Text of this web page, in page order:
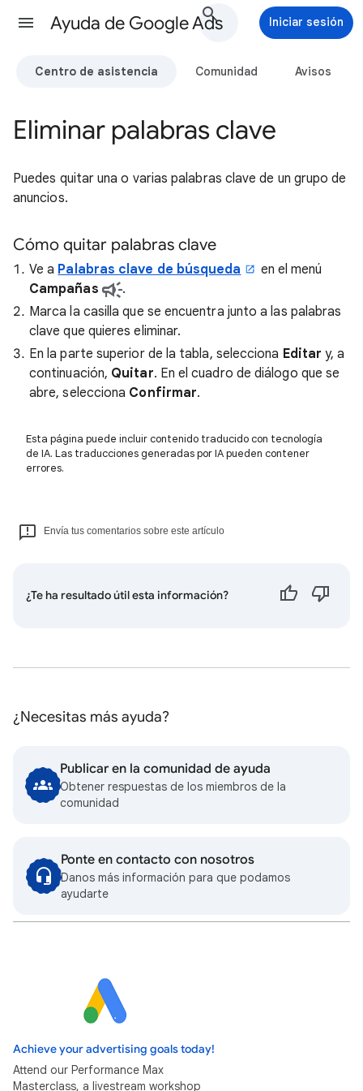
Ayuda de Google Ads Iniciar sesión
Centro de asistencia Comunidad Avisos
Eliminar palabras clave
Puedes quitar una o varias palabras clave de un grupo de
anuncios.
Cómo quitar palabras clave
Ve a Palabras clave de búsqueda
en el menú
Campañas
.
Marca la casilla que se encuentra junto a las palabras
clave que quieres eliminar.
En la parte superior de la tabla, selecciona Editar y, a
continuación, Quitar. En el cuadro de diálogo que se
abre, selecciona Confirmar.
Esta página puede incluir contenido traducido con tecnología
de IA. Las traducciones generadas por IA pueden contener
errores.
Envía tus comentarios sobre este artículo
¿Te ha resultado útil esta información?
¿Necesitas más ayuda?
Publicar en la comunidad de ayuda
Obtener respuestas de los miembros de la
comunidad
Ponte en contacto con nosotros
Danos más información para que podamos
ayudarte
Achieve your advertising goals today!
Attend our Performance Max
Masterclass, a livestream workshop